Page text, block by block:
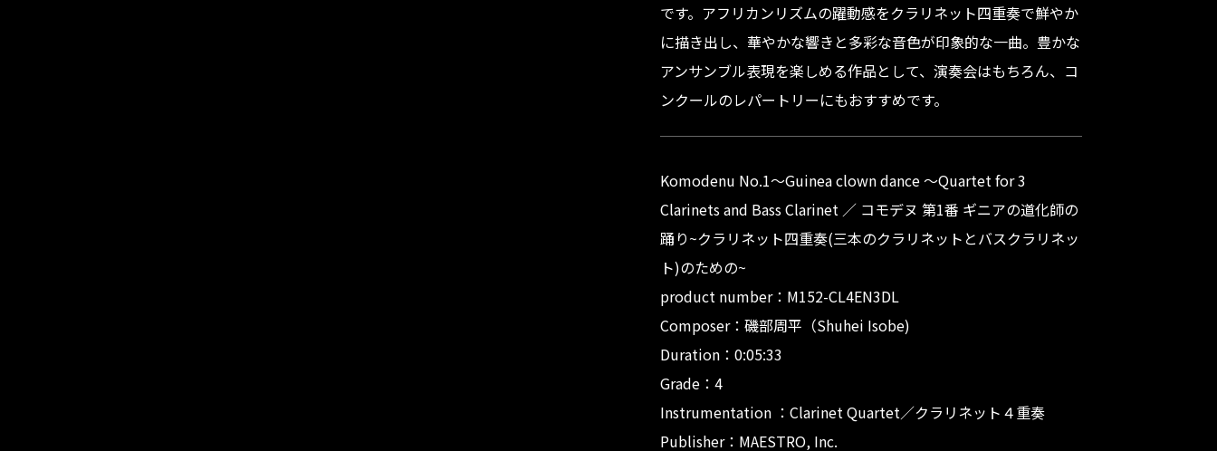
です。アフリカンリズムの躍動感をクラリネット四重奏で鮮やか
に描き出し、華やかな響きと多彩な音色が印象的な一曲。豊かな
アンサンブル表現を楽しめる作品として、演奏会はもちろん、コ
ンクールのレパートリーにもおすすめです。
Komodenu No.1〜Guinea clown dance 〜Quartet for 3
Clarinets and Bass Clarinet ／ コモデヌ 第1番 ギニアの道化師の
踊り~クラリネット四重奏(三本のクラリネットとバスクラリネッ
ト)のための~
product number：M152-CL4EN3DL
Composer：磯部周平（Shuhei Isobe)
Duration：0:05:33
Grade：4
Instrumentation ：Clarinet Quartet／クラリネット４重奏
Publisher：MAESTRO, Inc.